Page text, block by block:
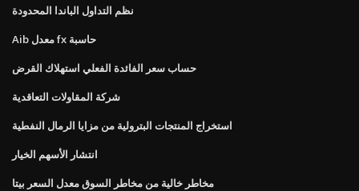
نظم التداول الباندا المحدودة
Aib معدل fx حاسبة
حساب سعر الفائدة الفعلي استهلاك القرض
شركة المقاولات التعاقدية
استخراج المنتجات البترولية من مزايا الرمال النفطية
انتشار الأسهم الخيار
مخاطر خالية من مخاطر السوق معدل السعر بيتا